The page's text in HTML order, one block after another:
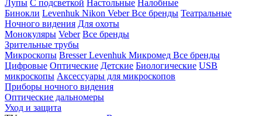
Лупы С подсветкой Настольные Налобные
Бинокли Levenhuk Nikon VeberВсе бренды Театральные
Ночного видения Для охоты
Монокуляры Veber Все бренды
Зрительные трубы
Микроскопы BresserLevenhuk Микромед Все бренды
Цифровые Оптические Детские Биологические USB
микроскопы Аксессуары для микроскопов
Приборы ночного видения
Оптические дальномеры
Уход и защита